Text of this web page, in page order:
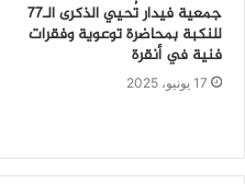
جمعية فيدار تُحيي الذكرى الـ77
للنكبة بمحاضرة توعوية وفقرات
فنية في أنقرة
17 يونيو، 2025